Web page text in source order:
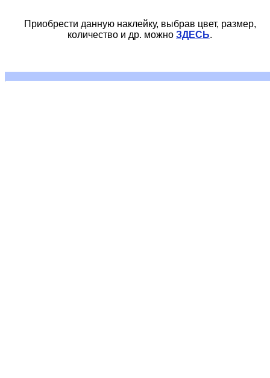
Приобрести данную наклейку, выбрав цвет, размер,
количество и др. можно ЗДЕСЬ.